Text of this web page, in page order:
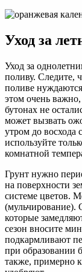
Уход за
Уход за
поливу. Следите,
поливе
этом очень
бутонах не
может вызвать
утром до восхода
используйте
комнатной
Грунт нужно
на поверхности
системе цветов.
(мульчирование).
которые
сезон вносите
подкармливают
при образовании
также, примерно